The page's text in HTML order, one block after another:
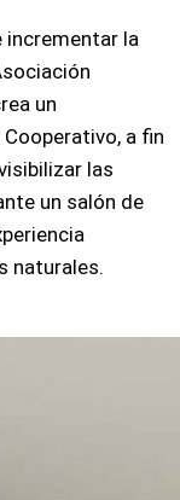
incrementar la
un
a fin
las
un salón de
naturales.